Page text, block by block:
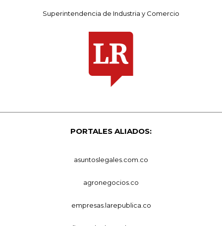
Superintendencia de Industria y Comercio
PORTALES ALIADOS:
asuntoslegales.com.co
agronegocios.co
empresas.larepublica.co